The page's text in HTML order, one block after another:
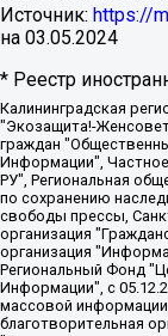
Источник: https://
на 03.05.2024
* Реестр
Калининградская региональная общественная организация "Экозащита!-Женсовет", Фонд содействия защите прав и свобод граждан "Общественный вердикт", Фонд "Институт Развития Свободы Информации", Частное учреждение "Информационное агентство МЕМО. РУ", Региональная общественная организация "Общественная комиссия по сохранению наследия академика Сахарова", Фонд поддержки свободы прессы, Санкт-Петербургская общественная правозащитная организация "Гражданский контроль", Межрегиональная общественная организация "Информационно-просветительский центр "Мемориал", Региональный Фонд "Центр Защиты Прав Средств Массовой Информации", с 05.12.2023 Фонд "Центр Защиты Прав Средств массовой информации", Региональная общественная благотворительная организация помощи беженцам и мигрантам "Гражданское содействие", Негосударственное образовательное учреждение дополнительного профессионального образования (повышение квалификации) специалистов "АКАДЕМИЯ ПО ПРАВАМ ЧЕЛОВЕКА", Свердловская региональная общественная организация "Сутяжник", Автономная некоммерческая организация "Центр независимых социологических исследований", Союз общественных объединений "Российский исследовательский центр по правам человека", Региональное общественное учреждение научно-информационный центр "МЕМОРИАЛ", Некоммерческая организация "Фонд защиты гласности", Автономная некоммерческая организация "Институт прав человека", Городская общественная организация "Екатеринбургское общество "МЕМОРИАЛ", Городская общественная организация "Рязанское историко-просветительское и правозащитное общество "Мемориал" (Рязанский Мемориал), Челябинский региональный орган общественной самодеятельности – женское общественное объединение "Женщины Евразии", Челябинский региональный орган общественной самодеятельности "Уральская правозащитная группа", Фонд содействия защите здоровья и социальной справедливости имени Андрея Рылькова, Автономная Некоммерческая Организация "Аналитический Центр Юрия Левады", Автономная некоммерческая организация социальной поддержки населения "Проект Апрель", Региональная общественная организация помощи женщинам и детям, находящимся в кризисной ситуации "Информационно-методический центр "Анна", Фонд содействия развитию массовых коммуникаций и правовому просвещению "Так-так-Так", Фонд содействия устойчивому развитию "Серебряная тайга", Свердловский региональный общественный фонд социальных проектов "Новое время", "Idel.Реалии", Кавказ.Реалии, Крым.Реалии, Телеканал Настоящее Время, Татаро-башкирская служба Радио Свобода (Azatliq Radiosi), Радио Свободная Европа/Радио Свобода (PCE/PC), "Сибирь.Реалии", "Фактограф", Благотворительный фонд помощи осужденным и их семьям, Автономная некоммерческая организация "Институт глобализации и социальных движений", Фонд "В защиту прав заключенных", Частное учреждение "Центр поддержки и содействия развитию средств массовой информации", Пензенский региональный общественный благотворительный фонд "Гражданский союз", "Север.Реалии", Некоммерческая организация Фонд "Правовая инициатива", Общество с ограниченной ответственностью "Радио Свободная Европа/Радио Свобода", Чешское информационное агентство "MEDIUM-ORIENT", Красноярская региональная общественная организация "Мы против СПИДа", Камалягин Денис Николаевич, Маркелов Сергей Евгеньевич, Пономарев Лев Александрович, Савицкая Людмила Алексеевна, Автономная некоммерческая организация "Центр по работе с проблемой насилия "НАСИЛИЮ.НЕТ", Межрегиональный профессиональный союз работников здравоохранения "Альянс врачей", Юридическое лицо, зарегистрированное в Латвийской Республике, SIA "Medusa Project" (регистрационный номер 40103797863, дата регистрации 10.06.2014), Некоммерческая организация "Фонд по борьбе с